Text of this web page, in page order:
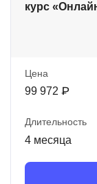
курс
Цена
99 972 ₽
Длительность
4 месяца